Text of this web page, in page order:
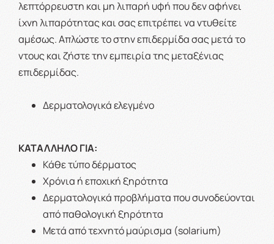
λεπτόρρευστη και μη λιπαρή υφή που δεν αφήνει
ίχνη λιπαρότητας και σας επιτρέπει να ντυθείτε
αμέσως. Απλώστε το στην επιδερμίδα σας μετά το
ντους και ζήστε την εμπειρία της μεταξένιας
επιδερμίδας.
Δερματολογικά ελεγμένο
ΚΑΤΑΛΛΗΛΟ ΓΙΑ:
Κάθε τύπο δέρματος
Χρόνια ή εποχική ξηρότητα
Δερματολογικά προβλήματα που συνοδεύονται
από παθολογική ξηρότητα
Μετά από τεχνητό μαύρισμα (solarium)